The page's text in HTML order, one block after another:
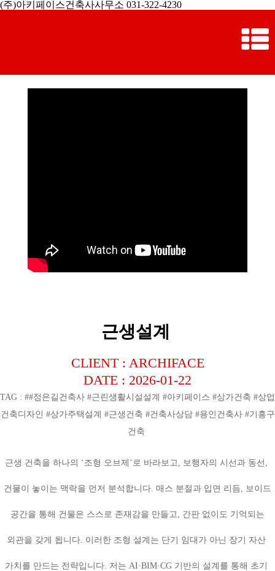
(주)아키페이스건축사사무소 031-322-4230
근생설계
CLIENT : ARCHIFACE
DATE : 2026-01-22
TAG : ##정은길건축사 #근린생활시설설계 #아키페이스 #상가건축 #상업
건축디자인 #상가주택설계 #근생건축 #건축사상담 #용인건축사 #기흥구
건축
근생 건축을 하나의 ‘조형 오브제’로 바라보고, 보행자의 시선과 동선,
건물이 놓이는 맥락을 먼저 분석합니다. 매스 분절과 입면 리듬, 보이드
공간을 통해 건물은 스스로 존재감을 만들고, 간판 없이도 기억되는
외관을 갖게 됩니다. 이러한 조형 설계는 단기 임대가 아닌 장기 자산
가치를 만드는 전략입니다. 저는 AI·BIM·CG 기반의 설계를 통해 초기